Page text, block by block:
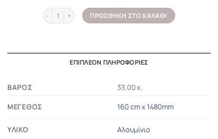
Καμπίνα μπανιέρας από τοίχο σε τοίχο με διάφανο κρύσταλλο
ΠΡΟΣΘΉΚΗ ΣΤΟ ΚΑΛΆΘΙ
ΕΠΙΠΛΈΟΝ ΠΛΗΡΟΦΟΡΊΕΣ
ΒΆΡΟΣ 33.00 κ.
ΜΈΓΕΘΟΣ 160 cm x 1480mm
ΥΛΙΚΌ Αλουμίνιο